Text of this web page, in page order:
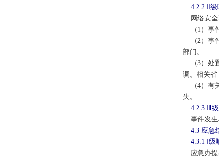
4.2.2 Ⅱ级
网络安全
（1）事
（2）事
部门。
（3）处
调。相关省
（4）有
失。
4.2.3 Ⅲ
事件发生
4.3 应急
4.3.1 Ⅰ级
应急办提